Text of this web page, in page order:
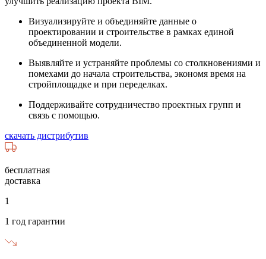
Визуализируйте и объединяйте данные о
проектировании и строительстве в рамках единой
объединенной модели.
Выявляйте и устраняйте проблемы со столкновениями и
помехами до начала строительства, экономя время на
стройплощадке и при переделках.
Поддерживайте сотрудничество проектных групп и
связь с помощью.
скачать дистрибутив
бесплатная
доставка
1
1 год гарантии